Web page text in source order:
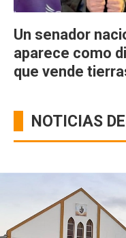
Un senador
aparece como
que vende
NOTICIAS